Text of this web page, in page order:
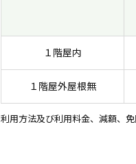
１階屋内
１階屋外屋根無
利用方法及び利用料金、減額、